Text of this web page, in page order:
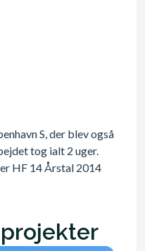
S, der blev også
tog ialt 2 uger.
HF 14 Årstal 2014